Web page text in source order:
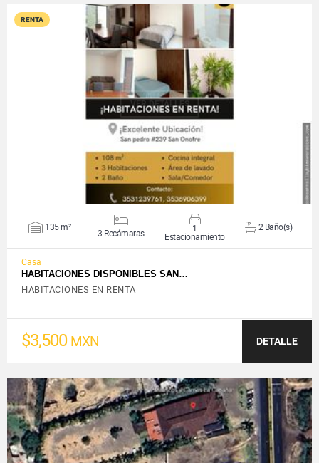
RENTA
VER DETALLES
135 m²
3 Recámaras
1
Estacionamiento
2 Baño(s)
Casa
HABITACIONES DISPONIBLES SAN…
HABITACIONES EN RENTA
$3,500 MXN DETALLE